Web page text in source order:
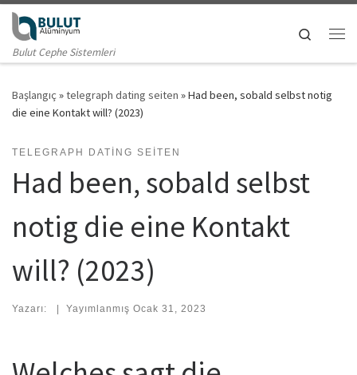
Skip to content
Bulut Cephe Sistemleri
Search
Başlangıç »telegraph dating seiten »Had been, sobald selbst notig
die eine Kontakt will? (2023)
TELEGRAPH DATING SEITEN
Had been, sobald selbst
notig die eine Kontakt
will? (2023)
Yazarı: | Yayımlanmış Ocak 31, 2023